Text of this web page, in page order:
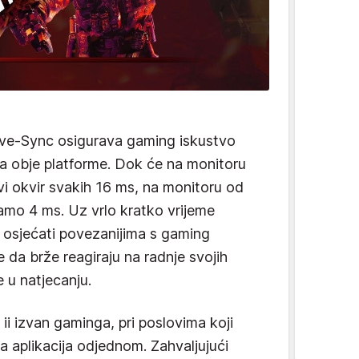
Sync osigurava gaming iskustvo
obje platforme. Dok će na monitoru
okvir svakih 16 ms, na monitoru od
4 ms. Uz vrlo kratko vrijeme
povezanijima s gaming
brže reagiraju na radnje svojih
u natjecanju.
izvan gaminga, pri poslovima koji
aplikacija odjednom. Zahvaljujući